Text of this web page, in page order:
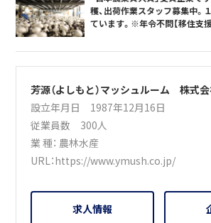
穫、出荷作業スタッフ募集中。
ています。※年令不問【移住支
芳源（よしもと）マッシュルーム 株式
設立年月日 1987年12月16日
従業員数 300人
業 種： 農林水産
URL：https://www.ymush.co.jp/
求人情報